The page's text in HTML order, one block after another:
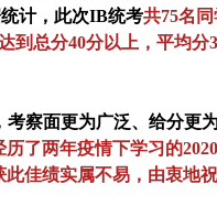
计，此次IB统考共75名同
到总分40分以上， 平均分
察面更为广泛、给分更
历了两年疫情下学习的
佳绩实属不易，由衷地